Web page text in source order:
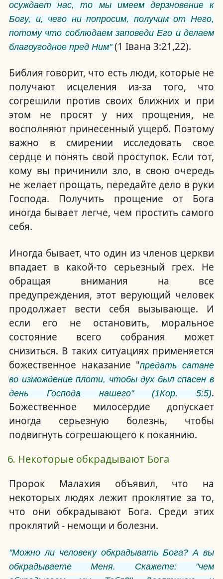
осуждает нас, то мы имеем дерзновение к
Богу, и, чего ни попросим, получим от Него,
потому что соблюдаем заповеди Его и делаем
благоугодное пред Ним" (1 Івана 3:21,22).
Библия говорит, что есть люди, которые не
получают исцеления из-за того, что
согрешили против своих ближних и при
этом не просят у них прощения, не
восполняют принесенный ущерб. Поэтому
важно в смирении исследовать свое
сердце и понять свой проступок. Если тот,
кому вы причинили зло, в свою очередь
не желает прощать, передайте дело в руки
Господа. Получить прощение от Бога
иногда бывает легче, чем простить самого
себя.
Иногда бывает, что один из членов церкви
впадает в какой-то серьезный грех. Не
обращая внимания на все
предупреждения, этот верующий человек
продолжает вести себя вызывающе. И
если его не остановить, моральное
состояние всего собрания может
снизиться. В таких ситуациях применяется
божественное наказание "предать сатане
во измождение плоти, чтобы дух был спасен в
день Господа нашего" (1Кор. 5:5).
Божественное милосердие допускает
иногда серьезную болезнь, чтобы
подвигнуть согрешающего к покаянию.
6. Некоторые обкрадывают Бога
Пророк Малахия объявил, что на
некоторых людях лежит проклятие за то,
что они обкрадывают Бога. Среди этих
проклятий - немощи и болезни.
"Можно ли человеку обкрадывать Бога? А вы
обкрадываете Меня. Скажете: "чем